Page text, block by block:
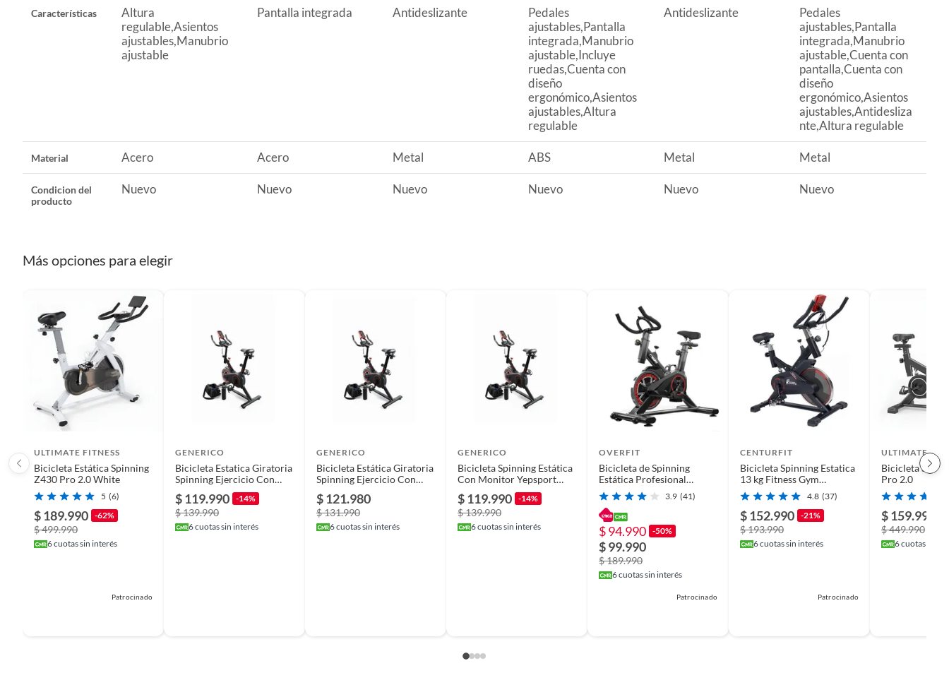
intensidad de tu entrenamiento según tus objetivos fitness.
Pantalla multifuncional avanzada:Monitorea velocidad, tiempo, distancia, calorías quemadas y frecuencia cardíaca,
con función SCAN para visualizar todos los datos de manera alternada.
Manubrio y asiento regulables en altura para adaptarse a diferentes estaturas,
Funcionamiento silencioso:
Disco de polea de alta calidad que minimiza el ruido, ideal para usar en casa sin
molestias.
Peso del producto 228kg
Características
Altura
regulable,Asientos
ajustables,Manubrio
ajustable
Pantalla integrada Antideslizante
Pedales
ajustables,Pantalla
integrada,Manubrio
ajustable,Incluye
ruedas,Cuenta con
diseño
ergonómico,Asientos
ajustables,Altura
regulable
Antideslizante
Pedales
ajustables,Pantalla
integrada,Manubrio
ajustable,Cuenta con
pantalla,Cuenta con
diseño
ergonómico,Asientos
ajustables,Antidesliza
nte,Altura regulable
Material Acero Acero Metal ABS Metal Metal
Condicion del
producto
Nuevo Nuevo Nuevo Nuevo Nuevo Nuevo
Más opciones para elegir
ULTIMATE FITNESS
Bicicleta Estática Spinning
Z430 Pro 2.0 White
5 (6)
$ 189.990 -62%
$ 499.990
6cuotas sin interés
Patrocinado
GENERICO
Bicicleta Estatica Giratoria
Spinning Ejercicio Con
$ 119.990 -14%
$ 139.990
6cuotas sin interés
GENERICO
Bicicleta Estática Giratoria
Spinning Ejercicio Con
$ 121.980
$ 131.990
6cuotas sin interés
GENERICO
Bicicleta Spinning Estática
Con Monitor Yepsport
$ 119.990 -14%
$ 139.990
6cuotas sin interés
OVERFIT
Bicicleta de Spinning
Estática Profesional
Ejercicio
3.9 (41)
$ 94.990 -50%
$ 99.990
$ 189.990
6cuotas sin interés
Patrocinado
CENTURFIT
Bicicleta Spinning Estatica
13 kg Fitness Gym
Centurfit
4.8 (37)
$ 152.990 -21%
$ 193.990
6cuotas sin interés
Patrocinado
ULTIMATE
Bicicleta
Pro 2.0
$ 159.990
$ 449.990
6cuotas sin